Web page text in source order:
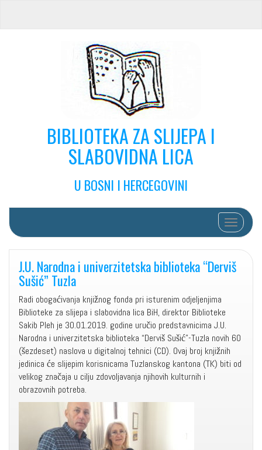
BIBLIOTEKA ZA SLIJEPA I
SLABOVIDNA LICA
U BOSNI I HERCEGOVINI
Toggle
J.U. Narodna i univerzitetska biblioteka “Derviš
Sušić” Tuzla
Radi obogaćivanja knjižnog fonda pri isturenim odjeljenjima
Biblioteke za slijepa i slabovidna lica BiH, direktor Biblioteke
Sakib Pleh je 30.01.2019. godine uručio predstavnicima J.U.
Narodna i univerzitetska biblioteka “Derviš Sušić”-Tuzla novih 60
(šezdeset) naslova u digitalnoj tehnici (CD). Ovaj broj knjižnih
jedinica će slijepim korisnicama Tuzlanskog kantona (TK) biti od
velikog značaja u cilju zdovoljavanja njihovih kulturnih i
obrazovnih potreba.